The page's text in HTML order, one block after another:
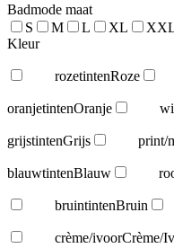
Badmode maat
S
M L XL
Kleur
rozetintenRoze
oranjetintenOranje
grijstintenGrijs print/
blauwtintenBlauw
bruintintenBruin
crème/ivoorCrème/